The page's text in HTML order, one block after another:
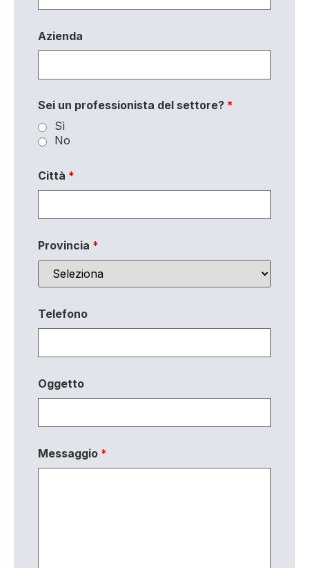
Azienda
Sei un professionista del settore? *
Sì
No
Città *
Provincia *
Telefono
Oggetto
Messaggio *